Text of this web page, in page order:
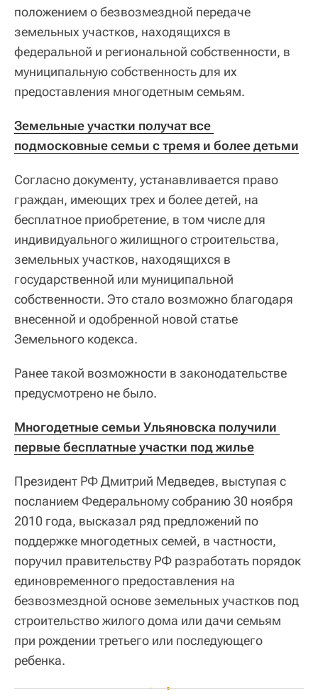
положением о безвозмездной передаче
земельных участков, находящихся в
федеральной и региональной собственности, в
муниципальную собственность для их
предоставления многодетным семьям.
Земельные участки получат все
подмосковные семьи с тремя и более детьми
Согласно документу, устанавливается право
граждан, имеющих трех и более детей, на
бесплатное приобретение, в том числе для
индивидуального жилищного строительства,
земельных участков, находящихся в
государственной или муниципальной
собственности. Это стало возможно благодаря
внесенной и одобренной новой статье
Земельного кодекса.
Ранее такой возможности в законодательстве
предусмотрено не было.
Многодетные семьи Ульяновска получили
первые бесплатные участки под жилье
Президент РФ Дмитрий Медведев, выступая с
посланием Федеральному собранию 30 ноября
2010 года, высказал ряд предложений по
поддержке многодетных семей, в частности,
поручил правительству РФ разработать порядок
единовременного предоставления на
безвозмездной основе земельных участков под
строительство жилого дома или дачи семьям
при рождении третьего или последующего
ребенка.